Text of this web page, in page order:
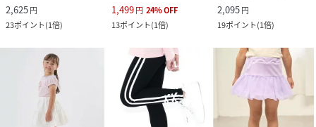
2,625円
23ポイント(1倍)
1,499円 24%OFF
13ポイント(1倍)
2,095円
19ポイント(1倍)